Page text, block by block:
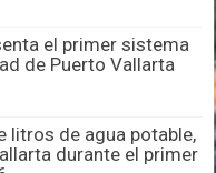
el primer sistema
de Puerto Vallarta
litros de agua potable,
durante el primer